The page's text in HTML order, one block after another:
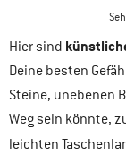
Hier sind
Deine besten
Steine, unebenen
Weg sein könnte,
leichten